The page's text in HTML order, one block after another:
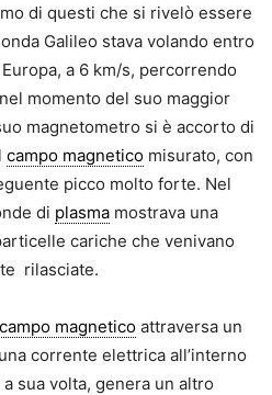
di questi che si rivelò essere
Galileo stava volando entro
a 6 km/s, percorrendo
momento del suo maggior
magnetometro si è accorto di
campo magnetico misurato, con
picco molto forte. Nel
di plasma mostrava una
cariche che venivano
rilasciate.
campo magnetico attraversa un
corrente elettrica all’interno
sua volta, genera un altro